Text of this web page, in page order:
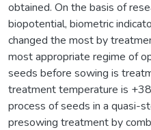
obtained. On the basis of
biopotential, biometric
changed the most by
most appropriate regime of
seeds before sowing is
treatment temperature is
process of seeds in a quasi-
presowing treatment by